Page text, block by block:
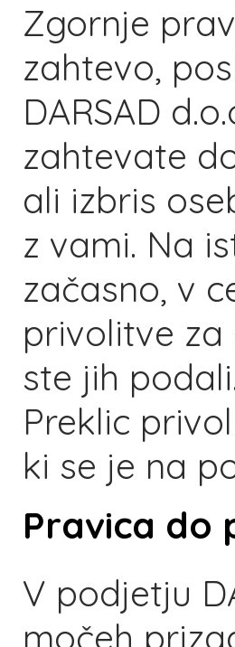
Zgornje
zahtevo,
DARSAD
zahtevate
ali izbris
z vami. Na
začasno, v
privolitve
ste jih
Preklic
ki se je na
Pravica do
V podjetju
močeh